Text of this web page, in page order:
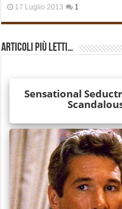
17 Luglio 2013 1
Articoli più Letti…